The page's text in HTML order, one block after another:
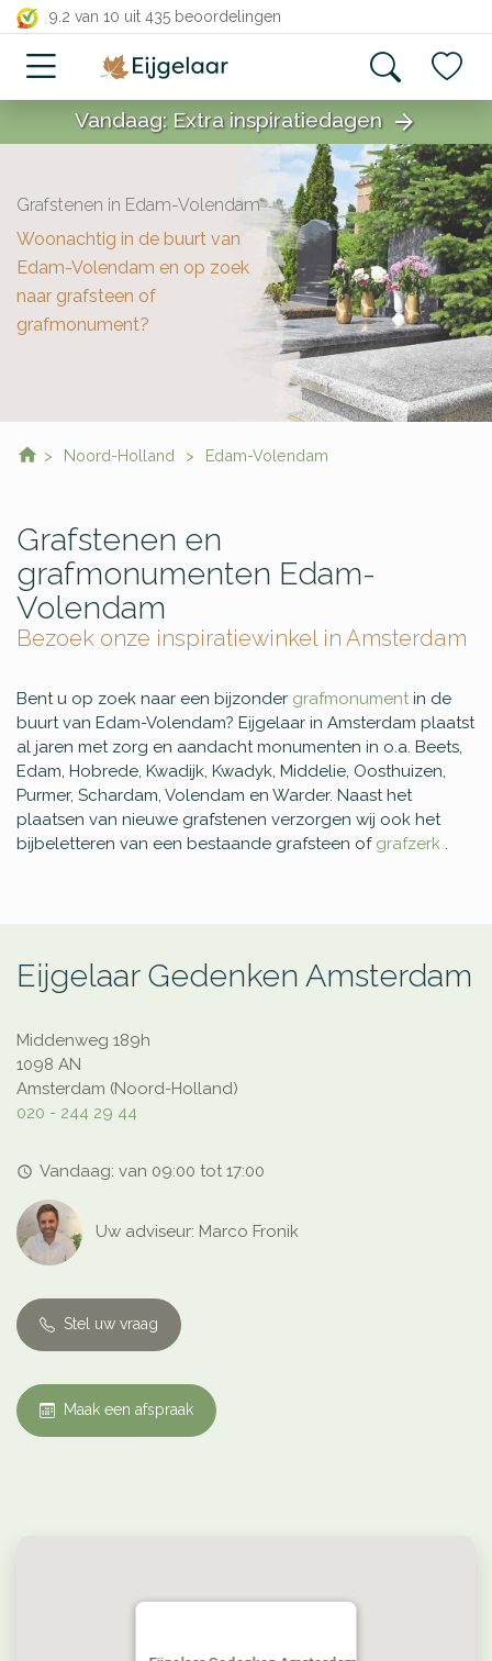
9.2 van 10 uit 435 beoordelingen
close
Vandaag: Extra inspiratiedagen arrow_forward
Grafstenen in Edam-Volendam
Woonachtig in de buurt van
Edam-Volendam en op zoek
naar grafsteen of
grafmonument?
Noord-Holland Edam-Volendam
Grafstenen en
grafmonumenten Edam-
Volendam
Bezoek onze inspiratiewinkel in Amsterdam
Bent u op zoek naar een bijzonder grafmonument in de
buurt van Edam-Volendam? Eijgelaar in Amsterdam plaatst
al jaren met zorg en aandacht monumenten in o.a. Beets,
Edam, Hobrede, Kwadijk, Kwadyk, Middelie, Oosthuizen,
Purmer, Schardam, Volendam en Warder. Naast het
plaatsen van nieuwe grafstenen verzorgen wij ook het
bijbeletteren van een bestaande grafsteen of grafzerk .
Eijgelaar Gedenken Amsterdam
Middenweg 189h
1098 AN
Amsterdam (Noord-Holland)
020 - 244 29 44
access_time Vandaag: van 09:00 tot 17:00
Uw adviseur: Marco Fronik
Stel uw vraag
Maak een afspraak